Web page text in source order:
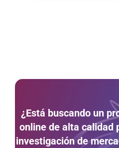
¿Está buscando un
online de alta calidad
investigación de